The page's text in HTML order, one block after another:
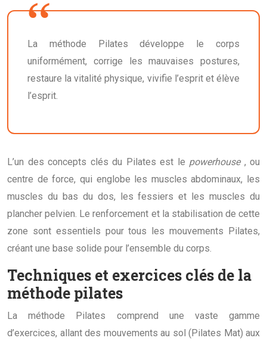
La méthode Pilates développe le corps
uniformément, corrige les mauvaises postures,
restaure la vitalité physique, vivifie l’esprit et élève
l’esprit.
L’un des concepts clés du Pilates est le powerhouse , ou
centre de force, qui englobe les muscles abdominaux, les
muscles du bas du dos, les fessiers et les muscles du
plancher pelvien. Le renforcement et la stabilisation de cette
zone sont essentiels pour tous les mouvements Pilates,
créant une base solide pour l’ensemble du corps.
Techniques et exercices clés de la
méthode pilates
La méthode Pilates comprend une vaste gamme
d’exercices, allant des mouvements au sol (Pilates Mat) aux